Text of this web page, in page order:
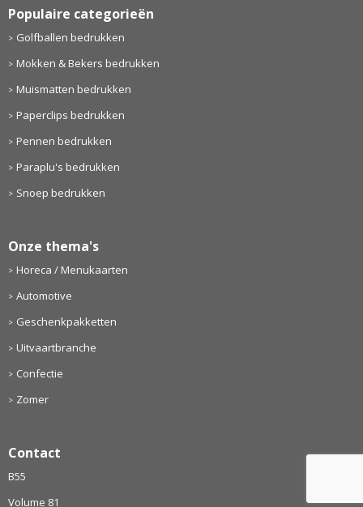
Populaire categorieën
Golfballen bedrukken
Mokken & Bekers bedrukken
Muismatten bedrukken
Paperclips bedrukken
Pennen bedrukken
Paraplu's bedrukken
Snoep bedrukken
Onze thema's
Horeca / Menukaarten
Automotive
Geschenkpakketten
Uitvaartbranche
Confectie
Zomer
Contact
B55
Volume 81